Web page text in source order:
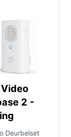
2 -
Deurbelset